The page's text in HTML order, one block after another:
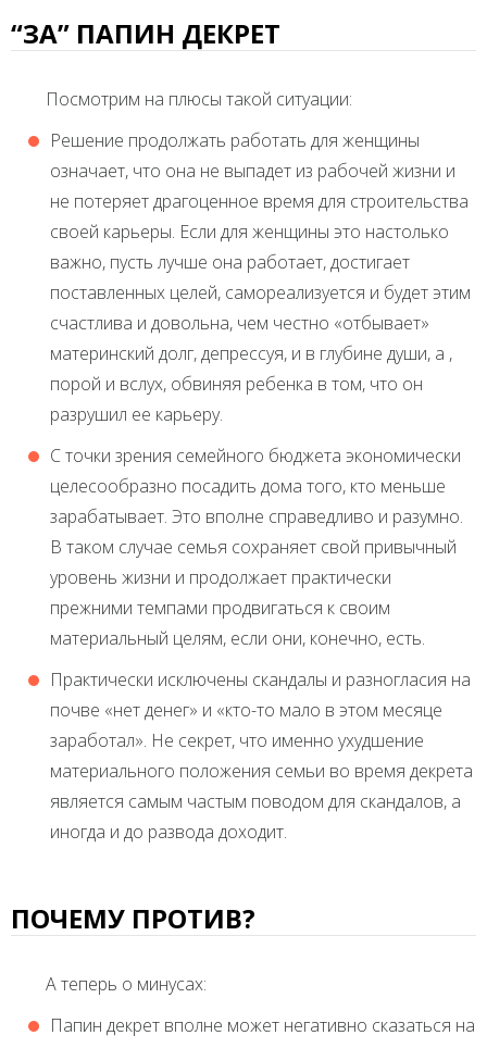
“ЗА” ПАПИН ДЕКРЕТ
Посмотрим на плюсы такой ситуации:
Решение продолжать работать для женщины
означает, что она не выпадет из рабочей жизни и
не потеряет драгоценное время для строительства
своей карьеры. Если для женщины это настолько
важно, пусть лучше она работает, достигает
поставленных целей, самореализуется и будет этим
счастлива и довольна, чем честно «отбывает»
материнский долг, депрессуя, и в глубине души, а ,
порой и вслух, обвиняя ребенка в том, что он
разрушил ее карьеру.
С точки зрения семейного бюджета экономически
целесообразно посадить дома того, кто меньше
зарабатывает. Это вполне справедливо и разумно.
В таком случае семья сохраняет свой привычный
уровень жизни и продолжает практически
прежними темпами продвигаться к своим
материальный целям, если они, конечно, есть.
Практически исключены скандалы и разногласия на
почве «нет денег» и «кто-то мало в этом месяце
заработал». Не секрет, что именно ухудшение
материального положения семьи во время декрета
является самым частым поводом для скандалов, а
иногда и до развода доходит.
ПОЧЕМУ ПРОТИВ?
А теперь о минусах:
Папин декрет вполне может негативно сказаться на